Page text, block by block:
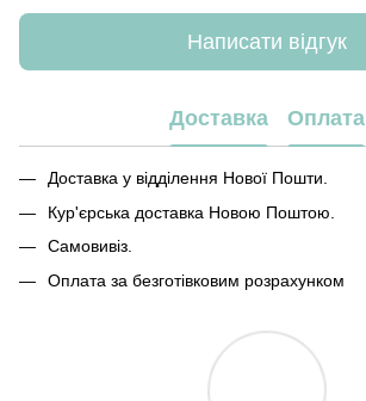
Написати відгук
Доставка Оплата
Доставка у відділення Нової Пошти.
Кур'єрська доставка Новою Поштою.
Самовивіз.
Оплата за безготівковим розрахунком